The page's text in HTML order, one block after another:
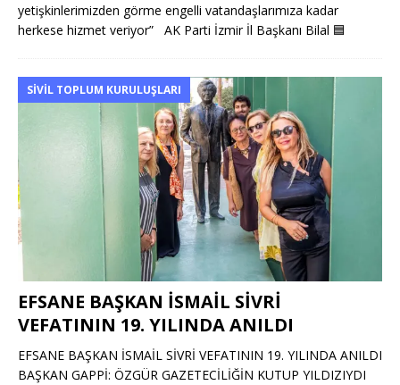
yetişkinlerimizden görme engelli vatandaşlarımıza kadar
herkese hizmet veriyor” AK Parti İzmir İl Başkanı Bilal 🟦
SIVIL TOPLUM KURULUŞLARI
EFSANE BAŞKAN İSMAİL SİVRİ
VEFATININ 19. YILINDA ANILDI
EFSANE BAŞKAN İSMAİL SİVRİ VEFATININ 19. YILINDA ANILDI
BAŞKAN GAPPİ: ÖZGÜR GAZETECİLİĞİN KUTUP YILDIZIYDI